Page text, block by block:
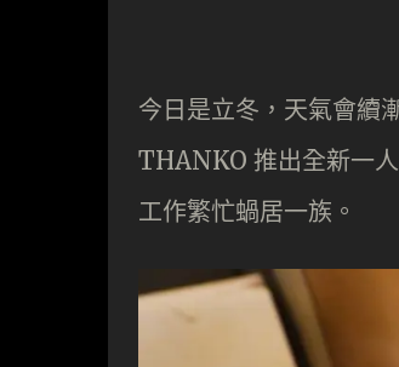
今日是立冬，天氣會續
THANKO 推出全新一
工作繁忙蝸居一族。